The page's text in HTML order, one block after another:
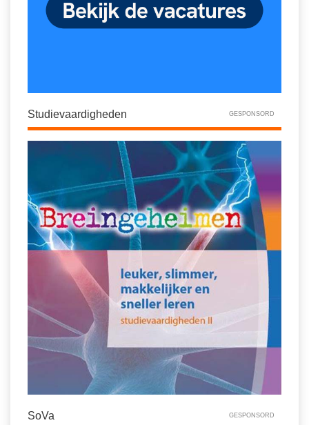
Studievaardigheden GESPONSORD
SoVa GESPONSORD